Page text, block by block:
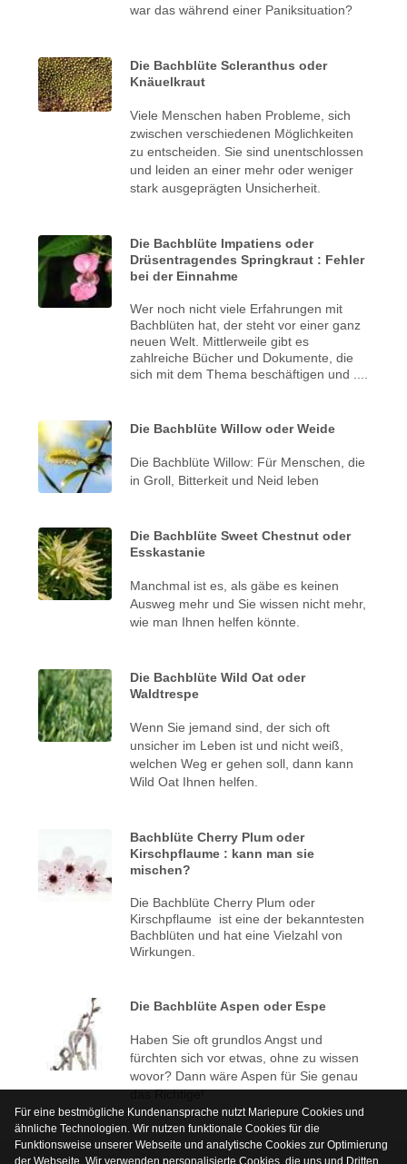
war das während einer Paniksituation?
Die Bachblüte Scleranthus oder
Knäuelkraut
Viele Menschen haben Probleme, sich
zwischen verschiedenen Möglichkeiten
zu entscheiden. Sie sind unentschlossen
und leiden an einer mehr oder weniger
stark ausgeprägten Unsicherheit.
Die Bachblüte Impatiens oder
Drüsentragendes Springkraut : Fehler
bei der Einnahme
Wer noch nicht viele Erfahrungen mit
Bachblüten hat, der steht vor einer ganz
neuen Welt. Mittlerweile gibt es
zahlreiche Bücher und Dokumente, die
sich mit dem Thema beschäftigen und ....
Die Bachblüte Willow oder Weide
Die Bachblüte Willow: Für Menschen, die
in Groll, Bitterkeit und Neid leben
Die Bachblüte Sweet Chestnut oder
Esskastanie
Manchmal ist es, als gäbe es keinen
Ausweg mehr und Sie wissen nicht mehr,
wie man Ihnen helfen könnte.
Die Bachblüte Wild Oat oder
Waldtrespe
Wenn Sie jemand sind, der sich oft
unsicher im Leben ist und nicht weiß,
welchen Weg er gehen soll, dann kann
Wild Oat Ihnen helfen.
Bachblüte Cherry Plum oder
Kirschpflaume : kann man sie
mischen?
Die Bachblüte Cherry Plum oder
Kirschpflaume ist eine der bekanntesten
Bachblüten und hat eine Vielzahl von
Wirkungen.
Die Bachblüte Aspen oder Espe
Haben Sie oft grundlos Angst und
fürchten sich vor etwas, ohne zu wissen
wovor? Dann wäre Aspen für Sie genau
das Richtige!
Für eine bestmögliche Kundenansprache nutzt Mariepure Cookies und
ähnliche Technologien. Wir nutzen funktionale Cookies für die
Funktionsweise unserer Webseite und analytische Cookies zur Optimierung
der Webseite. Wir verwenden personalisierte Cookies, die uns und Dritten